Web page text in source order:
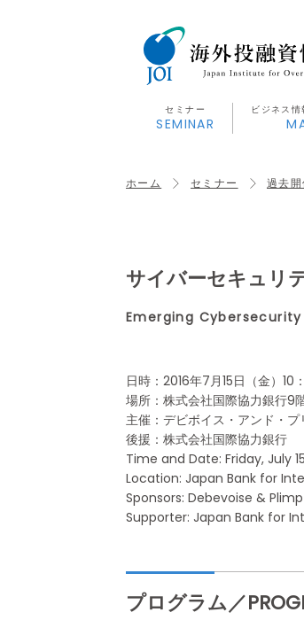
セミナー
SEMINAR
ビジネス情
ホーム セミナー 過去
サイバーセキュリ
Emerging
日時：2016年7月15日（金）10
場所：株式会社国際協力銀行9
主催：デビボイス・アンド・
後援：株式会社国際協力銀行
Time and Date: Friday, July
Location: Japan Bank for
Sponsors: Debevoise &
Supporter: Japan Bank for
プログラム／